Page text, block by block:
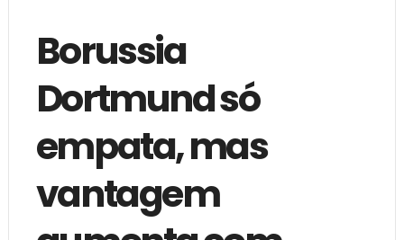
Borussia
Dortmund só
empata, mas
vantagem